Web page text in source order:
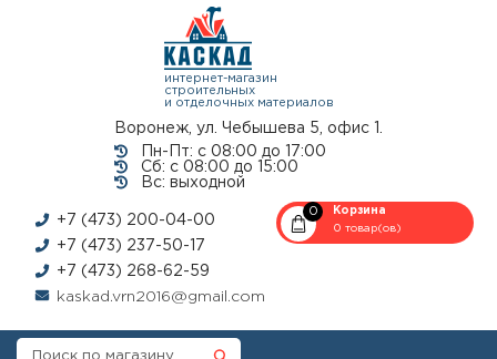
интернет-магазин
строительных
и отделочных материалов
Воронеж, ул. Чебышева 5, офис 1.
Пн-Пт: с 08:00 до 17:00
Сб: с 08:00 до 15:00
Вс: выходной
+7 (473) 200-04-00
+7 (473) 237-50-17
+7 (473) 268-62-59
kaskad.vrn2016@gmail.com
0
Корзина
0 товар(ов)